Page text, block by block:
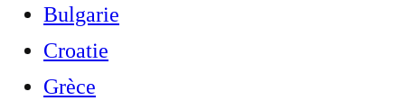
Bulgarie
Croatie
Grèce